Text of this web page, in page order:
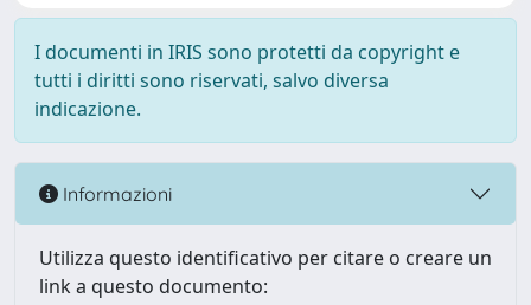
I documenti in IRIS sono protetti da copyright e
tutti i diritti sono riservati, salvo diversa
indicazione.
Informazioni
Utilizza questo identificativo per citare o creare un
link a questo documento: